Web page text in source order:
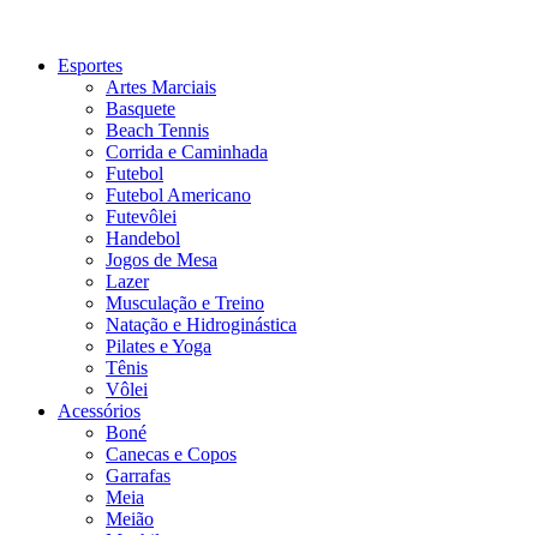
Esportes
Artes Marciais
Basquete
Beach Tennis
Corrida e Caminhada
Futebol
Futebol Americano
Futevôlei
Handebol
Jogos de Mesa
Lazer
Musculação e Treino
Natação e Hidroginástica
Pilates e Yoga
Tênis
Vôlei
Acessórios
Boné
Canecas e Copos
Garrafas
Meia
Meião